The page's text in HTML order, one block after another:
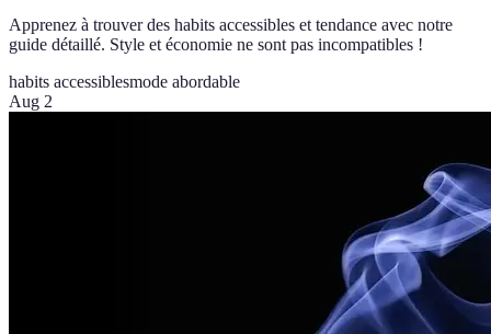
Apprenez à trouver des habits accessibles et tendance avec notre
guide détaillé. Style et économie ne sont pas incompatibles !
habits accessiblesmode abordable
Aug 2